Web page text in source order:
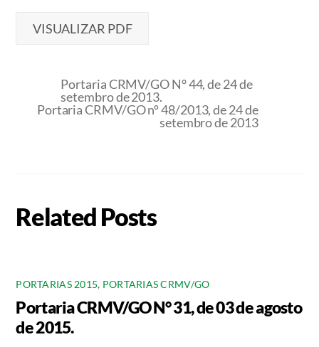
VISUALIZAR PDF
Portaria CRMV/GO N° 44, de 24 de
setembro de 2013.
Portaria CRMV/GO nº 48/2013, de 24 de
setembro de 2013
Related Posts
PORTARIAS 2015, PORTARIAS CRMV/GO
Portaria CRMV/GO N° 31, de 03 de agosto
de 2015.